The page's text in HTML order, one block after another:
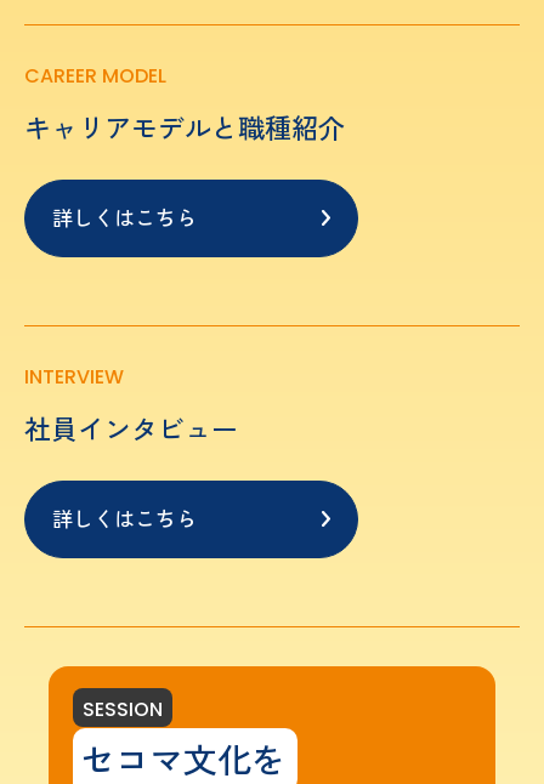
CAREER MODEL
キャリアモデルと職種紹介
詳しくはこちら
INTERVIEW
社員インタビュー
詳しくはこちら
SESSION
セコマ文化を